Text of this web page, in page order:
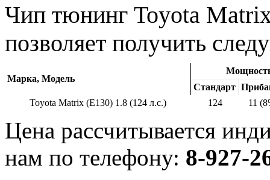
Чип тюнинг Toyota
позволяет получить
Марка, Модель
Стандарт
Toyota Matrix (E130) 1.8 (124 л.с.)
124 11
Цена рассчитывается
нам по телефону: 8-927-